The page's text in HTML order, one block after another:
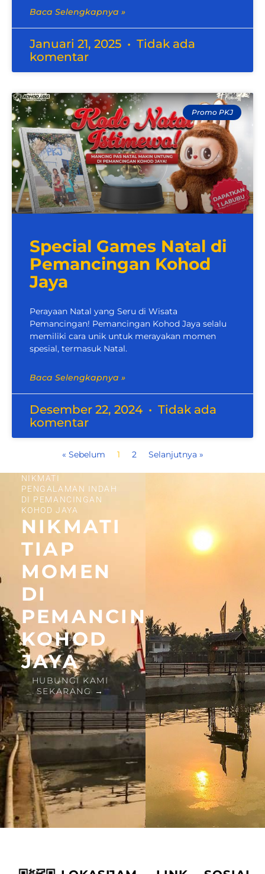
Baca Selengkapnya »
Januari 21, 2025
Tidak ada
komentar
Promo PKJ
Special Games Natal di
Pemancingan Kohod
Jaya
Perayaan Natal yang Seru di Wisata
Pemancingan! Pemancingan Kohod Jaya selalu
memiliki cara unik untuk merayakan momen
spesial, termasuk Natal.
Baca Selengkapnya »
Desember 22, 2024
Tidak ada
komentar
« Sebelum 1 2 Selanjutnya »
NIKMATI
PENGALAMAN INDAH
DI PEMANCINGAN
KOHOD JAYA
NIKMATI
TIAP
MOMEN
DI
PEMANCINGAN
KOHOD
JAYA
HUBUNGI KAMI
SEKARANG →